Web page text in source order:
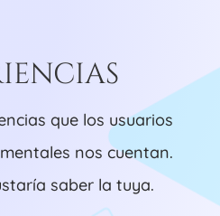
que los usuarios
nos cuentan.
saber la tuya.